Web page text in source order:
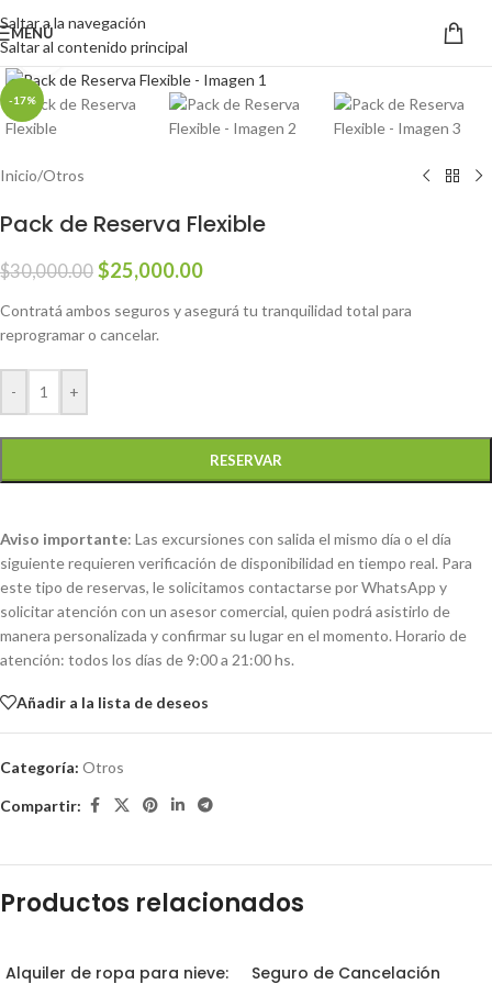
Saltar a la navegación
Saltar al contenido principal
MENÚ
-17%
Haga clic para ampliar
Inicio/Otros
Pack de Reserva Flexible
$30,000.00 $25,000.00
Contratá ambos seguros y asegurá tu tranquilidad total para
reprogramar o cancelar.
- +
RESERVAR
Aviso importante: Las excursiones con salida el mismo día o el día
siguiente requieren verificación de disponibilidad en tiempo real. Para
este tipo de reservas, le solicitamos contactarse por WhatsApp y
solicitar atención con un asesor comercial, quien podrá asistirlo de
manera personalizada y confirmar su lugar en el momento. Horario de
atención: todos los días de 9:00 a 21:00 hs.
Añadir a la lista de deseos
Categoría: Otros
Compartir:
Productos relacionados
Alquiler de ropa para nieve:
Seguro de Cancelación